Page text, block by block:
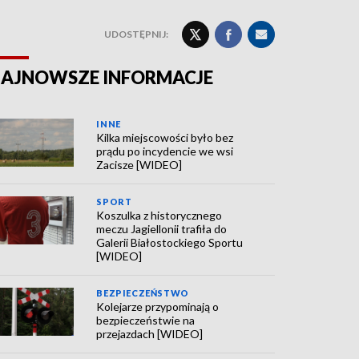
UDOSTĘPNIJ:
INFORMACJE
INNE
Kilka miejscowości było bez
prądu po incydencie we wsi
Zacisze [WIDEO]
SPORT
Koszulka z historycznego
meczu Jagiellonii trafiła do
Galerii Białostockiego Sportu
[WIDEO]
BEZPIECZEŃSTWO
Kolejarze przypominają o
bezpieczeństwie na
przejazdach [WIDEO]